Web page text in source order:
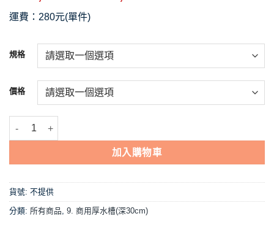
到
NT$13,133
運費：280元(單件)
規格
價格
【深30,不鏽鋼水槽】 62/110/120/150/180cm 有後牆 數量
加入購物車
貨號: 不提供
分類: 所有商品, 9. 商用厚水槽(深30cm)